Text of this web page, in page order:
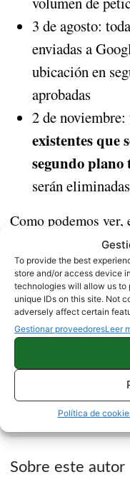
To provide the best
store and/or access device
technologies will allow us to
unique IDs on this site. Not
adversely affect certain
Gestionar proveedoresLeer
Política de
3 de agosto:
enviadas a
ubicación en
aprobadas
2 de noviembre:
existentes que
segundo
serán
Como podemos ver,
ya estén
finales de año
los grandes
medida cuanto
aplicaciones.
Android
APPS NOTICIAS
Sobre este autor